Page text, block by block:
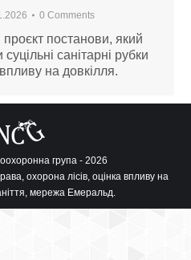
0 Comments
постанови, який
санітарні рубки
на довкілля.
група - 2026
охорона лісів, оцінка впливу на
мережа Емеральд.